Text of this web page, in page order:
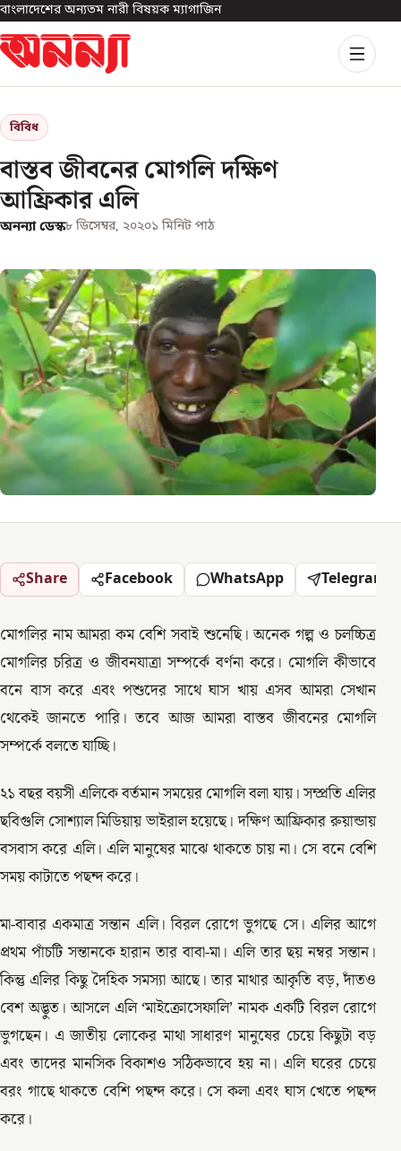
বাংলাদেশের অন্যতম নারী বিষয়ক ম্যাগাজিন
বিবিধ
বাস্তব জীবনের মোগলি দক্ষিণ
আফ্রিকার এলি
অনন্যা ডেস্ক৮ ডিসেম্বর, ২০২০১ মিনিট পাঠ
Share Facebook WhatsApp Telegram
মোগলির নাম আমরা কম বেশি সবাই শুনেছি। অনেক গল্প ও চলচ্চিত্র
মোগলির চরিত্র ও জীবনযাত্রা সম্পর্কে বর্ণনা করে। মোগলি কীভাবে
বনে বাস করে এবং পশুদের সাথে ঘাস খায় এসব আমরা সেখান
থেকেই জানতে পারি। তবে আজ আমরা বাস্তব জীবনের মোগলি
সম্পর্কে বলতে যাচ্ছি।
২১ বছর বয়সী এলিকে বর্তমান সময়ের মোগলি বলা যায়। সম্প্রতি এলির
ছবিগুলি সোশ্যাল মিডিয়ায় ভাইরাল হয়েছে। দক্ষিণ আফ্রিকার রুয়ান্ডায়
বসবাস করে এলি। এলি মানুষের মাঝে থাকতে চায় না। সে বনে বেশি
সময় কাটাতে পছন্দ করে।
মা-বাবার একমাত্র সন্তান এলি। বিরল রোগে ভুগছে সে। এলির আগে
প্রথম পাঁচটি সন্তানকে হারান তার বাবা-মা। এলি তার ছয় নম্বর সন্তান।
কিন্তু এলির কিছু দৈহিক সমস্যা আছে। তার মাথার আকৃতি বড়, দাঁতও
বেশ অদ্ভুত। আসলে এলি ‘মাইক্রোসেফালি’ নামক একটি বিরল রোগে
ভুগছেন। এ জাতীয় লোকের মাথা সাধারণ মানুষের চেয়ে কিছুটা বড়
এবং তাদের মানসিক বিকাশও সঠিকভাবে হয় না। এলি ঘরের চেয়ে
বরং গাছে থাকতে বেশি পছন্দ করে। সে কলা এবং ঘাস খেতে পছন্দ
করে।